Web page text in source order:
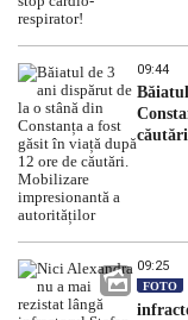
09:44
09:25
FOTO